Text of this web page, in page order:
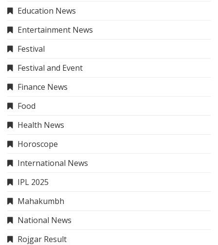
Education News
Entertainment News
Festival
Festival and Event
Finance News
Food
Health News
Horoscope
International News
IPL 2025
Mahakumbh
National News
Rojgar Result